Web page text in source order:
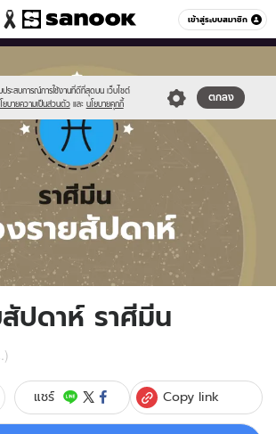
เข้าสู่ระบบสมาชิก
หมวดอื่นๆ
ประสบการณ์การใช้งานที่ดีที่สุดบน เว็บไซต์
ยบายความเป็นส่วนตัว และ นโยบายคุกกี้
ตกลง
ปดาห์ ราศีมีน
แชร์ Copy link